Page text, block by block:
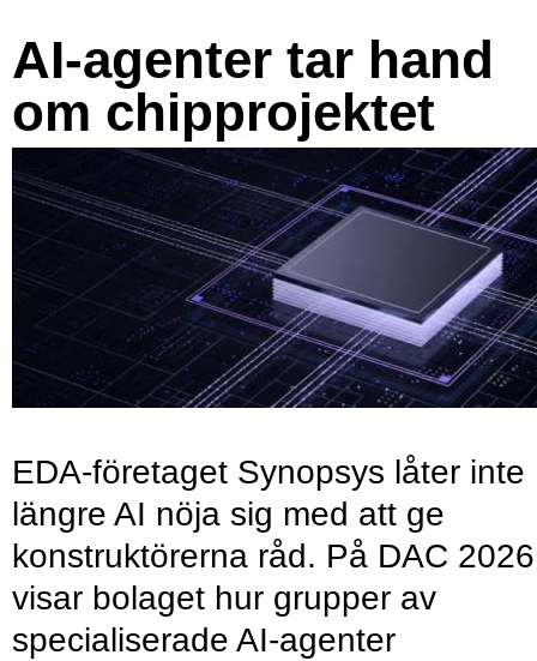
AI-agenter tar hand
om chipprojektet
EDA-företaget Synopsys låter inte
längre AI nöja sig med att ge
konstruktörerna råd. På DAC 2026
visar bolaget hur grupper av
specialiserade AI-agenter